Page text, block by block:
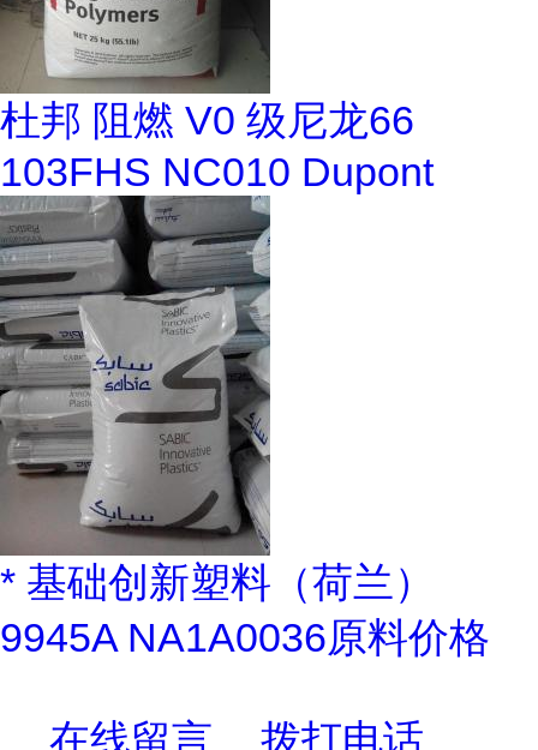
杜邦 阻燃 V0 级尼龙66
103FHS NC010 Dupont
* 基础创新塑料（荷兰）
9945A NA1A0036原料价格
在线留言 拨打电话